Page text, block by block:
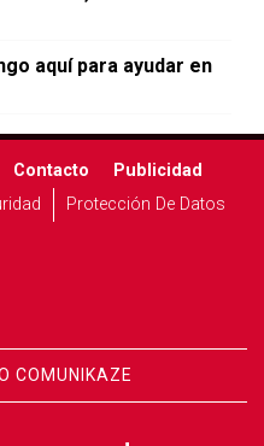
aquí para ayudar en
Contacto
Publicidad
Protección De Datos
COMUNIKAZE